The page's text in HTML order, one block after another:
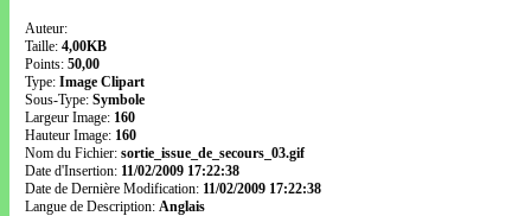
Auteur:
Taille: 4,00KB
Points: 50,00
Type: Image Clipart
Sous-Type: Symbole
Largeur Image: 160
Hauteur Image: 160
Nom du Fichier: sortie_issue_de_secours_03.gif
Date d'Insertion: 11/02/2009 17:22:38
Date de Dernière Modification: 11/02/2009 17:22:38
Langue de Description: Anglais